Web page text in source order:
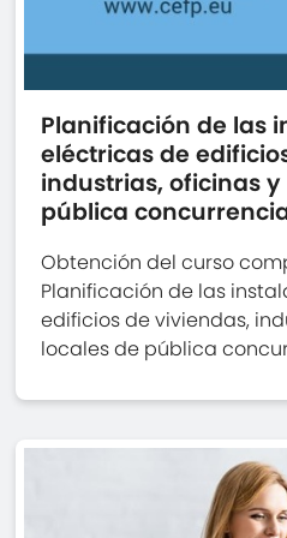
Planificación de las
eléctricas de
industrias, oficinas y
pública
Obtención del curso
Planificación de las
edificios de viviendas,
locales de pública